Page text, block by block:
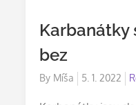
Karbanátky
bez
By Míša
Posted
5. 1. 2022